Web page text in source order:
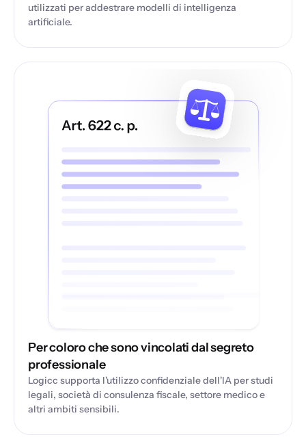
utilizzati per addestrare modelli di intelligenza
artificiale.
Per coloro che sono vincolati dal segreto
professionale
Logicc supporta l'utilizzo confidenziale dell'IA per studi
legali, società di consulenza fiscale, settore medico e
altri ambiti sensibili.